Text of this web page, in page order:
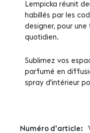
Lempicka réunit
habillés par les
designer, pour
quotidien.
Sublimez vos
parfumé en
spray d'intérieur